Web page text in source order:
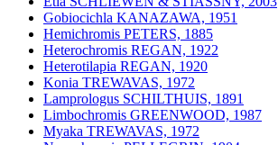
Gobiocichla KANAZAWA, 1951
Hemichromis PETERS, 1885
Heterochromis REGAN, 1922
Heterotilapia REGAN, 1920
Konia TREWAVAS, 1972
Lamprologus SCHILTHUIS, 1891
Limbochromis GREENWOOD, 1987
Myaka TREWAVAS, 1972